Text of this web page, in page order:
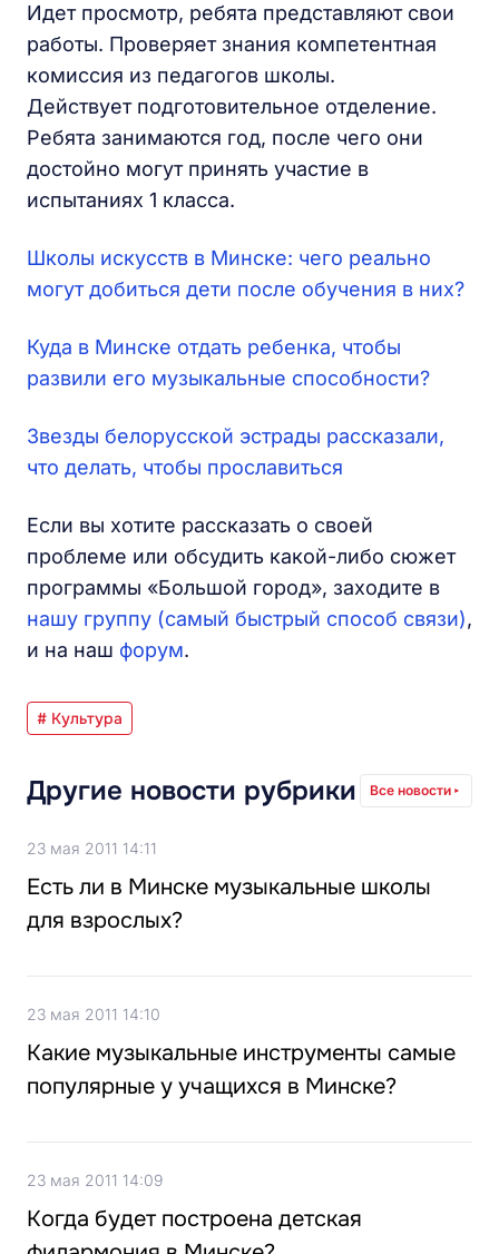
Идет просмотр, ребята представляют свои
работы. Проверяет знания компетентная
комиссия из педагогов школы.
Действует подготовительное отделение.
Ребята занимаются год, после чего они
достойно могут принять участие в
испытаниях 1 класса.
Школы искусств в Минске: чего реально
могут добиться дети после обучения в них?
Куда в Минске отдать ребенка, чтобы
развили его музыкальные способности?
Звезды белорусской эстрады рассказали,
что делать, чтобы прославиться
Если вы хотите рассказать о своей
проблеме или обсудить какой-либо сюжет
программы «Большой город», заходите в
нашу группу (самый быстрый способ связи),
и на наш форум.
# Культура
Другие новости рубрики Все новости
23 мая 2011 14:11
Есть ли в Минске музыкальные школы
для взрослых?
23 мая 2011 14:10
Какие музыкальные инструменты самые
популярные у учащихся в Минске?
23 мая 2011 14:09
Когда будет построена детская